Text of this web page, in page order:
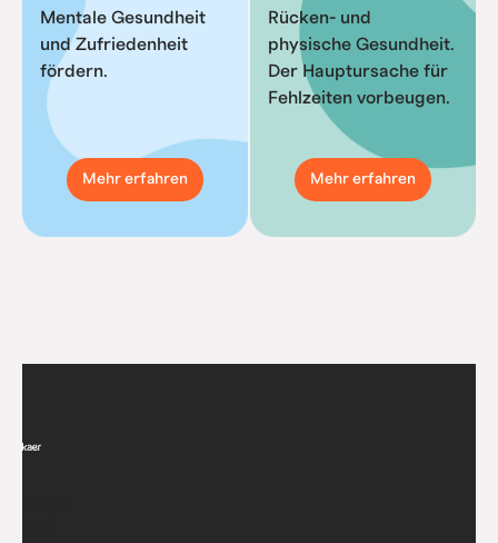
Mentale Gesundheit
und Zufriedenheit
fördern.
Mehr erfahren
Rücken- und
physische Gesundheit.
Der Hauptursache für
Fehlzeiten vorbeugen.
Mehr erfahren